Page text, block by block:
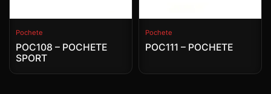
Pochete
POC108 – POCHETE
SPORT
Pochete
POC111 – POCHETE